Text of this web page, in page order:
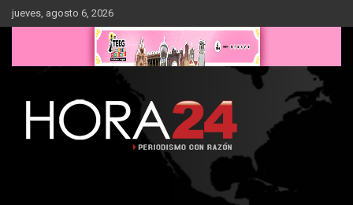
Saltar
al
jueves, agosto 6, 2026